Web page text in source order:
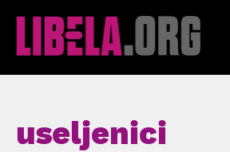
useljenici